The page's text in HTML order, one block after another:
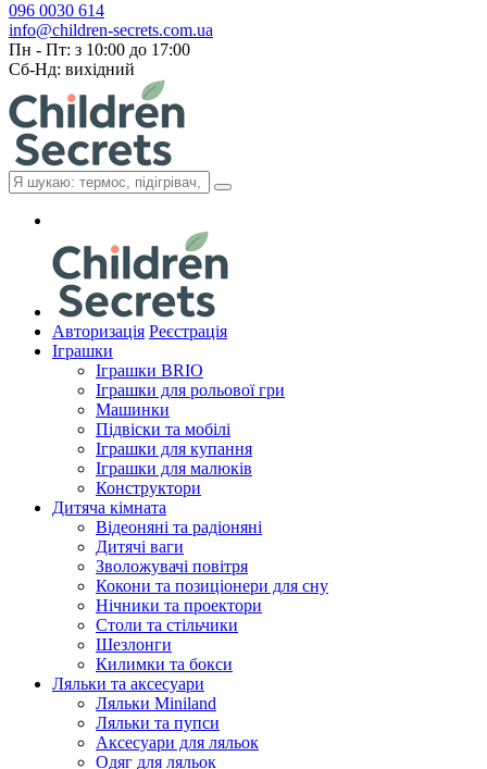
096 0030 614
info@children-secrets.com.ua
Пн - Пт: з 10:00 до 17:00
Сб-Нд: вихідний
Авторизація Реєстрація
Іграшки
Іграшки BRIO
Іграшки для рольової гри
Машинки
Підвіски та мобілі
Іграшки для купання
Іграшки для малюків
Конструктори
Дитяча кімната
Відеоняні та радіоняні
Дитячі ваги
Зволожувачі повітря
Кокони та позиціонери для сну
Нічники та проектори
Столи та стільчики
Шезлонги
Килимки та бокси
Ляльки та аксесуари
Ляльки Miniland
Ляльки та пупси
Аксесуари для ляльок
Одяг для ляльок